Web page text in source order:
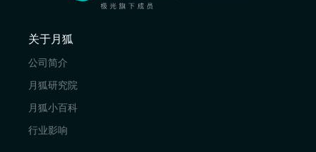
关于月狐
公司简介
月狐研究院
月狐小百科
行业影响